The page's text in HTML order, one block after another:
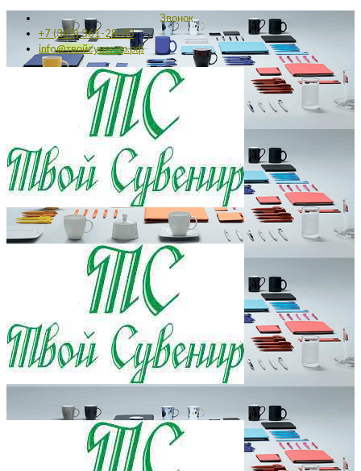
Звонок
+7 (343) 361-28-03
info@твойсувенир.рф